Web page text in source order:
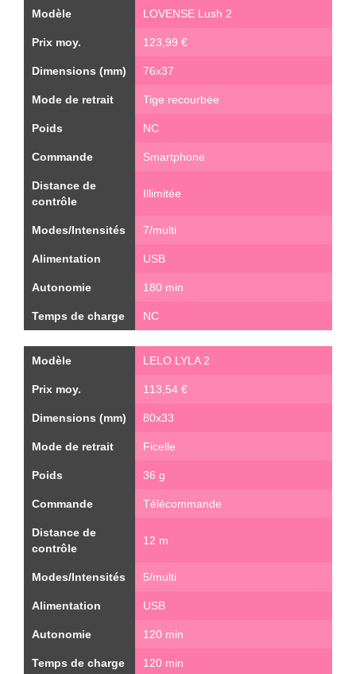
Modèle LOVENSE Lush 2
Prix moy. 123,99 €
Dimensions (mm) 76x37
Mode de retrait Tige recourbée
Poids NC
Commande Smartphone
Distance de
contrôle
Illimitée
Modes/Intensités 7/multi
Alimentation USB
Autonomie 180 min
Temps de charge NC
Modèle LELO LYLA 2
Prix moy. 113,54 €
Dimensions (mm) 80x33
Mode de retrait Ficelle
Poids 36 g
Commande Télécommande
Distance de
contrôle
12 m
Modes/Intensités 5/multi
Alimentation USB
Autonomie 120 min
Temps de charge 120 min